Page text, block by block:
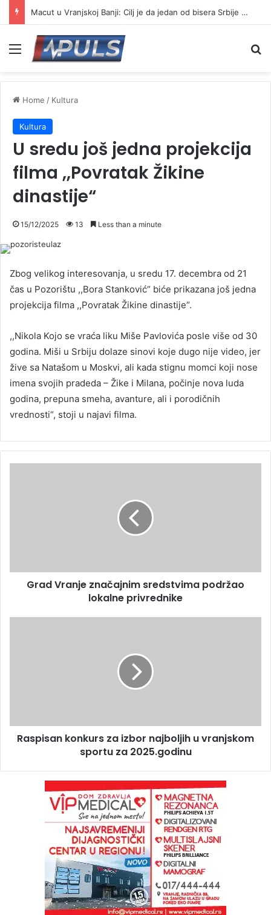
Macut u Vranjskoj Banji: Cilj je da jedan od bisera Srbije postane još jači centar banjskog turizma
Menu
Home / Kultura
Kultura
U sredu još jedna projekcija
filma ,,Povratak Žikine
dinastije“
15/12/2025 13 Less than a minute
Zbog velikog interesovanja, u sredu 17. decembra od 21
čas u Pozorištu ,,Bora Stanković“ biće prikazana još jedna
projekcija filma ,,Povratak Žikine dinastije“.
,,Nikola Kojo se vraća liku Miše Pavlovića posle više od 30
godina. Miši u Srbiju dolaze sinovi koje dugo nije video, jer
žive sa Natašom u Moskvi, ali kada stignu momci koji nose
imena svojih pradeda – Žike i Milana, počinje nova luda
godina, prepuna smeha, avanture, ali i porodičnih
vrednosti“, stoji u najavi filma.
Grad Vranje značajnim sredstvima podržao
lokalne privrednike
Raspisan konkurs za izbor najboljih u vranjskom
sportu za 2025.godinu